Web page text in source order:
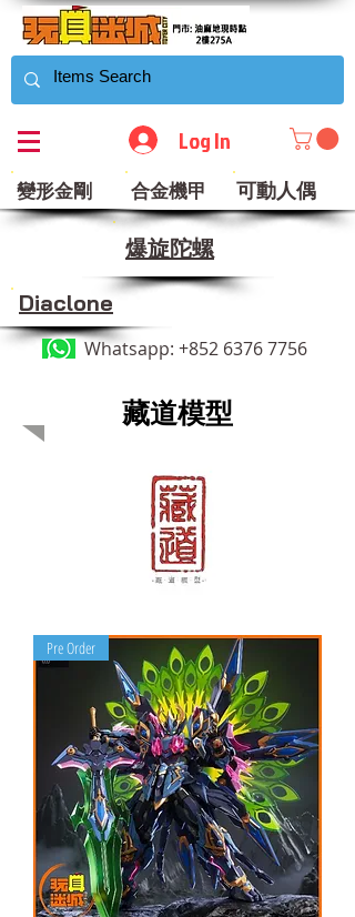
Log In
變形金剛 合金機甲 可動人偶
​爆旋陀螺
Diaclone
Whatsapp: +852 6376 7756
​藏道模型
Pre Order